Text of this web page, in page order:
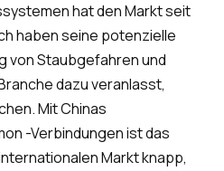
hat den Markt seit
haben seine potenzielle
von Staubgefahren und
dazu veranlasst,
Mit Chinas
-Verbindungen ist das
Markt knapp,